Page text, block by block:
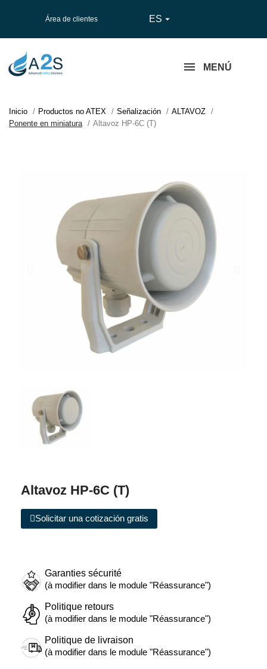
Área de clientes ES 
MENÚ
Inicio Productos no ATEX Señalización
ALTAVOZ
Ponente en miniatura
Altavoz HP-6C (T)
Altavoz HP-6C (T)
Solicitar una cotización gratis
Garanties sécurité
(à modifier dans le module "Réassurance")
Politique retours
(à modifier dans le module "Réassurance")
Politique de livraison
(à modifier dans le module "Réassurance")